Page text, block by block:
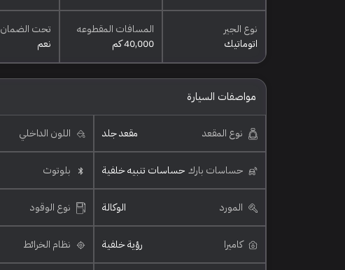
نوع الجير
اتوماتيك
المسافات المقطوعه
40,000 كم
تحت الضمان
نعم
مواصفات السيارة
نوع المقعد مقعد جلد اللون الداخلي
حساسات بارك حساسات تنبيه خلفية بلوتوث
المورد الوكالة نوع الوقود
كاميرا رؤية خلفية نظام الخرائط